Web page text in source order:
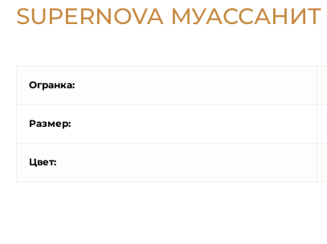
SUPERNOVA
Огранка:
Размер:
Цвет: